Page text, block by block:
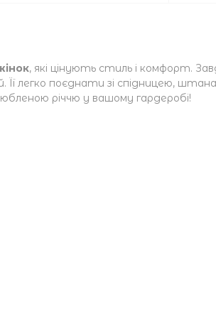
, які цінують стиль і комфорт.
Її легко поєднати зі спідницею,
річчю у вашому гардеробі!